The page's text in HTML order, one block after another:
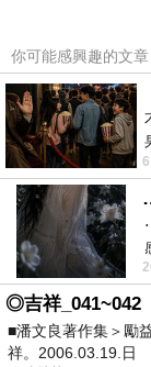
你可能感興趣的文章
◎吉祥_041~042
■潘文良著作集＞勵
祥。2006.03.19.